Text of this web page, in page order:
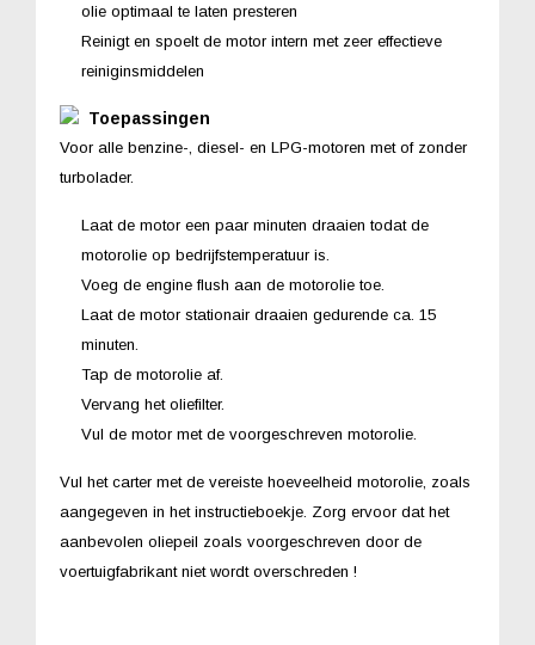
olie optimaal te laten presteren
Reinigt en spoelt de motor intern met zeer effectieve
reiniginsmiddelen
Toepassingen
Voor alle benzine-, diesel- en LPG-motoren met of zonder
turbolader.
Laat de motor een paar minuten draaien todat de
motorolie op bedrijfstemperatuur is.
Voeg de engine flush aan de motorolie toe.
Laat de motor stationair draaien gedurende ca. 15
minuten.
Tap de motorolie af.
Vervang het oliefilter.
Vul de motor met de voorgeschreven motorolie.
Vul het carter met de vereiste hoeveelheid motorolie, zoals
aangegeven in het instructieboekje. Zorg ervoor dat het
aanbevolen oliepeil zoals voorgeschreven door de
voertuigfabrikant niet wordt overschreden !